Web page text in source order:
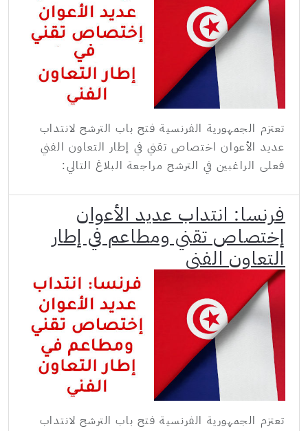
تعتزم الجمهورية الفرنسية فتح باب الترشح لانتداب
عديد الأعوان اختصاص تقني في إطار التعاون الفني
فعلى الراغبين في الترشح مراجعة البلاغ التالي:
فرنسا: انتداب عديد الأعوان
إختصاص تقني ومطاعم في إطار
التعاون الفني
تعتزم الجمهورية الفرنسية فتح باب الترشح لانتداب